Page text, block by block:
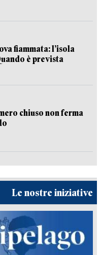
fiammata: l’isola
è prevista
chiuso non ferma
Le nostre iniziative